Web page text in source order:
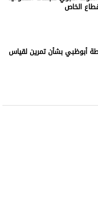
الخاص
أبوظبي بشأن تمرين لقياس